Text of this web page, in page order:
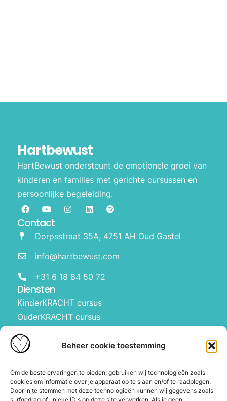
Beheer cookie toestemming
Om de beste ervaringen te bieden, gebruiken wij technologieën zoals
cookies om informatie over je apparaat op te slaan en/of te raadplegen.
Door in te stemmen met deze technologieën kunnen wij gegevens zoals
Hartbewust
HartBewust ondersteunt de emotionele groei van
kinderen en families met gerichte cursussen en
persoonlijke begeleiding.
Waarom Hartbewust
Over Joyce
Diensten
KinderKRACHT cursus
OuderKRACHT cursus
Manifesteren met kinderen
Contact
Dorpsstraat 35A, 4751 AH Oud Gastel
info@hartbewust.com
+31 6 18 84 50 72